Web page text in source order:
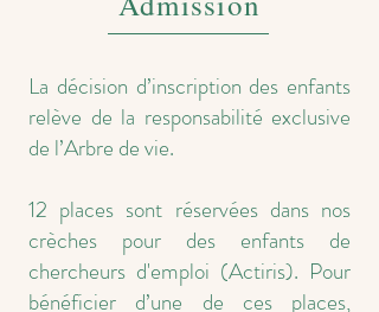
La décision d’inscription des enfants
relève de la responsabilité exclusive
de l’Arbre de vie.
12 places sont réservées dans nos
crèches pour des enfants de
chercheurs d'emploi (Actiris). Pour
bénéficier d’une de ces places,